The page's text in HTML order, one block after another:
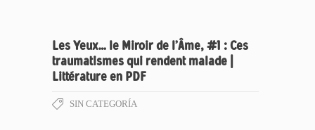
Les Yeux… le Miroir de l’Âme, #1 : Ces
traumatismes qui rendent malade |
Littérature en PDF
SIN CATEGORÍA